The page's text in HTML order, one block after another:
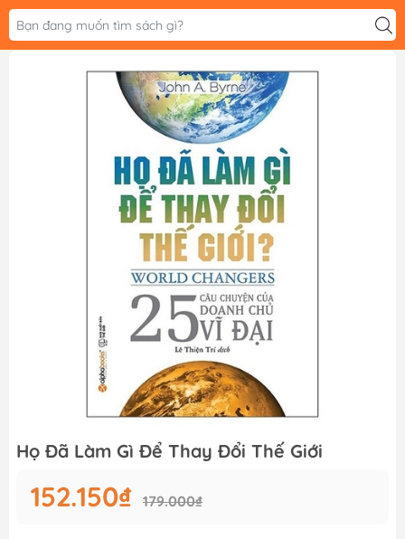
Họ Đã Làm Gì Để Thay Đổi Thế Giới
152.150₫ 179.000₫